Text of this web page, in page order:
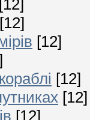
[12]
[12]
[12]
[12]
[12]
[12]